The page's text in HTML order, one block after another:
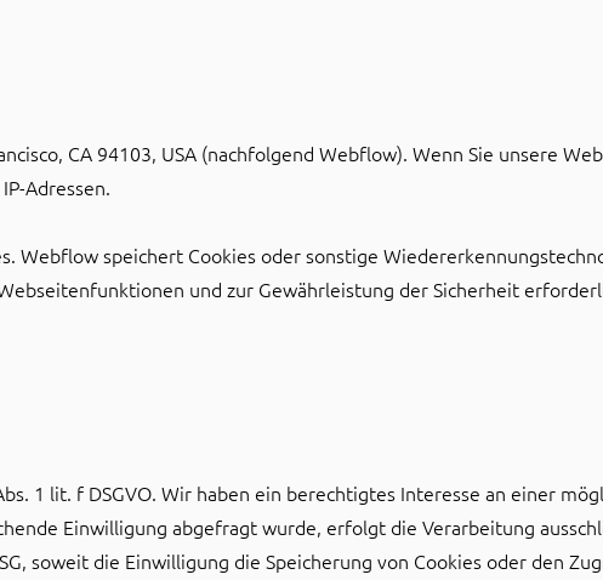
CA 94103, USA (nachfolgend Webflow). Wenn Sie unsere
Adressen.
Webflow speichert Cookies oder sonstige
und zur Gewährleistung der Sicherheit
1 lit. f DSGVO. Wir haben ein berechtigtes Interesse an einer
Einwilligung abgefragt wurde, erfolgt die Verarbeitung
soweit die Einwilligung die Speicherung von Cookies oder den